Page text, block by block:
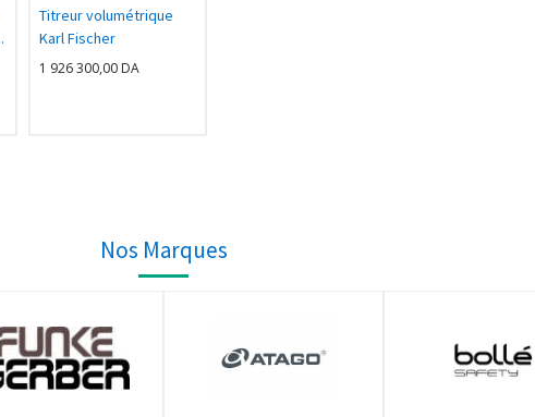
Titreur volumétrique
Karl Fischer
1 926 300,00DA
Nos Marques